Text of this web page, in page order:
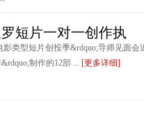
短片一对一创作执
类型短片创投季&rdquo;导师见面
制作的12部 ... [更多详细]